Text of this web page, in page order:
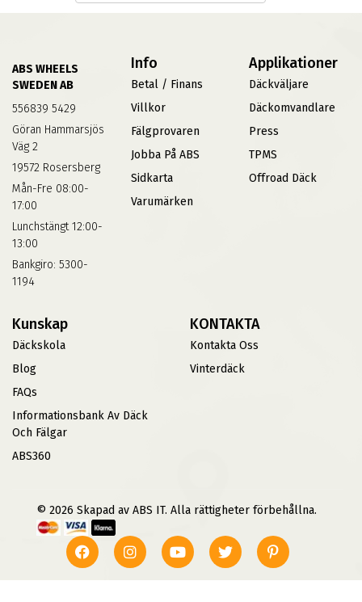
ABS WHEELS
SWEDEN AB
556839 5429
Göran Hammarsjös
Väg 2
19572 Rosersberg
Mån-Fre 08:00-
17:00
Lunchstängt 12:00-
13:00
Bankgiro: 5300-
1194
Info
Betal / Finans
Villkor
Fälgprovaren
Jobba På ABS
Sidkarta
Varumärken
Applikationer
Däckväljare
Däckomvandlare
Press
TPMS
Offroad Däck
Kunskap
Däckskola
Blog
FAQs
Informationsbank Av Däck
Och Fälgar
ABS360
KONTAKTA
Kontakta Oss
Vinterdäck
© 2026 Skapad av ABS IT. Alla rättigheter förbehållna.